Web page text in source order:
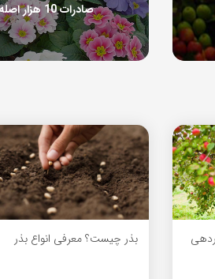
بذر چیست؟ معرفی انواع بذر